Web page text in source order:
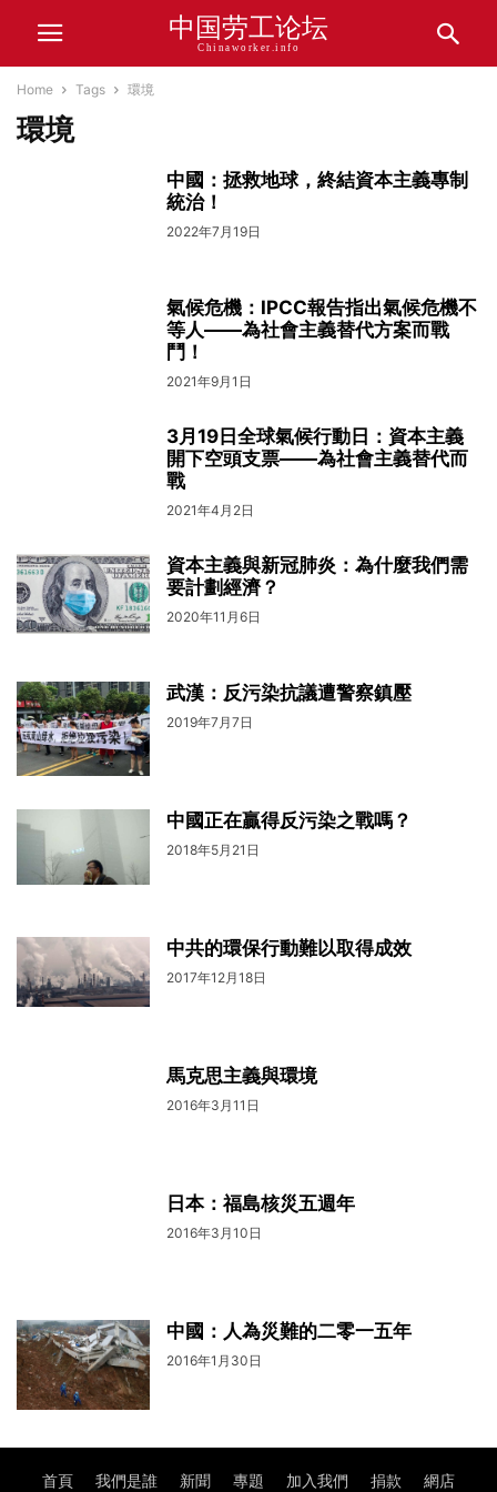
中国劳工论坛
Chinaworker.info
Home Tags 環境
環境
中國：拯救地球，終結資本主義專制
統治！
2022年7月19日
氣候危機：IPCC報告指出氣候危機不
等人——為社會主義替代方案而戰
鬥！
2021年9月1日
3月19日全球氣候行動日：資本主義
開下空頭支票——為社會主義替代而
戰
2021年4月2日
資本主義與新冠肺炎：為什麼我們需
要計劃經濟？
2020年11月6日
武漢：反污染抗議遭警察鎮壓
2019年7月7日
中國正在贏得反污染之戰嗎？
2018年5月21日
中共的環保行動難以取得成效
2017年12月18日
馬克思主義與環境
2016年3月11日
日本：福島核災五週年
2016年3月10日
中國：人為災難的二零一五年
2016年1月30日
首頁 我們是誰 新聞 專題 加入我們 捐款 網店